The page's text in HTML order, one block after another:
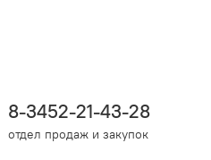
8-3452-21-43-28
отдел продаж и закупок